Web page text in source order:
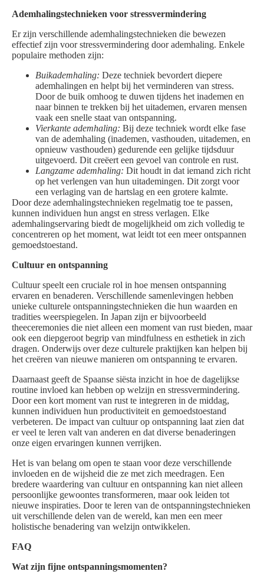
Ademhalingstechnieken voor stressvermindering
Er zijn verschillende ademhalingstechnieken die bewezen
effectief zijn voor stressvermindering door ademhaling. Enkele
populaire methoden zijn:
Buikademhaling: Deze techniek bevordert diepere
ademhalingen en helpt bij het verminderen van stress.
Door de buik omhoog te duwen tijdens het inademen en
naar binnen te trekken bij het uitademen, ervaren mensen
vaak een snelle staat van ontspanning.
Vierkante ademhaling: Bij deze techniek wordt elke fase
van de ademhaling (inademen, vasthouden, uitademen, en
opnieuw vasthouden) gedurende een gelijke tijdsduur
uitgevoerd. Dit creëert een gevoel van controle en rust.
Langzame ademhaling: Dit houdt in dat iemand zich richt
op het verlengen van hun uitademingen. Dit zorgt voor
een verlaging van de hartslag en een grotere kalmte.
Door deze ademhalingstechnieken regelmatig toe te passen,
kunnen individuen hun angst en stress verlagen. Elke
ademhalingservaring biedt de mogelijkheid om zich volledig te
concentreren op het moment, wat leidt tot een meer ontspannen
gemoedstoestand.
Cultuur en ontspanning
Cultuur speelt een cruciale rol in hoe mensen ontspanning
ervaren en benaderen. Verschillende samenlevingen hebben
unieke culturele ontspanningstechnieken die hun waarden en
tradities weerspiegelen. In Japan zijn er bijvoorbeeld
theeceremonies die niet alleen een moment van rust bieden, maar
ook een diepgeroot begrip van mindfulness en esthetiek in zich
dragen. Onderwijs over deze culturele praktijken kan helpen bij
het creëren van nieuwe manieren om ontspanning te ervaren.
Daarnaast geeft de Spaanse siësta inzicht in hoe de dagelijkse
routine invloed kan hebben op welzijn en stressvermindering.
Door een kort moment van rust te integreren in de middag,
kunnen individuen hun productiviteit en gemoedstoestand
verbeteren. De impact van cultuur op ontspanning laat zien dat
er veel te leren valt van anderen en dat diverse benaderingen
onze eigen ervaringen kunnen verrijken.
Het is van belang om open te staan voor deze verschillende
invloeden en de wijsheid die ze met zich meedragen. Een
bredere waardering van cultuur en ontspanning kan niet alleen
persoonlijke gewoontes transformeren, maar ook leiden tot
nieuwe inspiraties. Door te leren van de ontspanningstechnieken
uit verschillende delen van de wereld, kan men een meer
holistische benadering van welzijn ontwikkelen.
FAQ
Wat zijn fijne ontspanningsmomenten?